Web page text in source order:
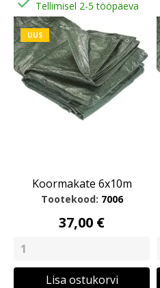
Tellimisel 2-5 tööpäeva
UUS
Koormakate 6x10m
Tootekood: 7006
37,00 €
Lisa ostukorvi